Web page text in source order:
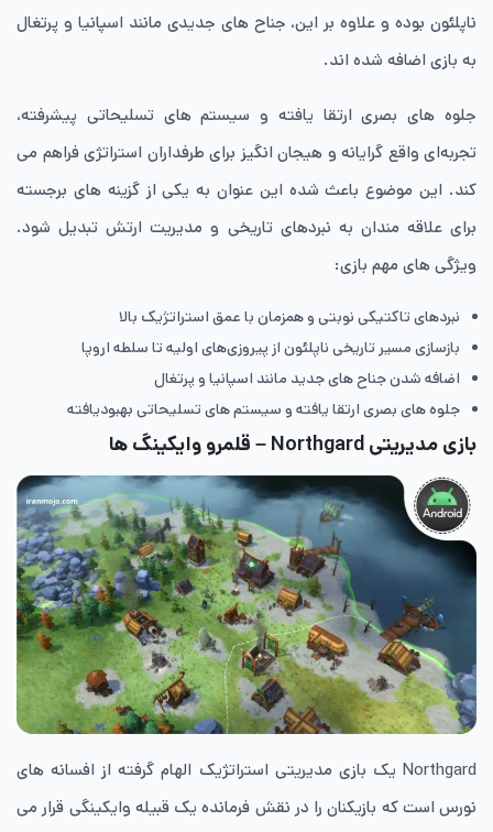
ناپلئون بوده و علاوه بر این، جناح های جدیدی مانند اسپانیا و پرتغال
به بازی اضافه شده اند.
جلوه های بصری ارتقا یافته و سیستم های تسلیحاتی پیشرفته،
تجربه‌ای واقع گرایانه و هیجان انگیز برای طرفداران استراتژی فراهم می
کند. این موضوع باعث شده این عنوان به یکی از گزینه های برجسته
برای علاقه مندان به نبردهای تاریخی و مدیریت ارتش تبدیل شود.
ویژگی های مهم بازی:
نبردهای تاکتیکی نوبتی و همزمان با عمق استراتژیک بالا
بازسازی مسیر تاریخی ناپلئون از پیروزی‌های اولیه تا سلطه اروپا
اضافه شدن جناح های جدید مانند اسپانیا و پرتغال
جلوه های بصری ارتقا یافته و سیستم های تسلیحاتی بهبودیافته
بازی مدیریتی Northgard – قلمرو وایکینگ ها
Northgard یک بازی مدیریتی استراتژیک الهام‌ گرفته از افسانه های
نورس است که بازیکنان را در نقش فرمانده یک قبیله وایکینگی قرار می